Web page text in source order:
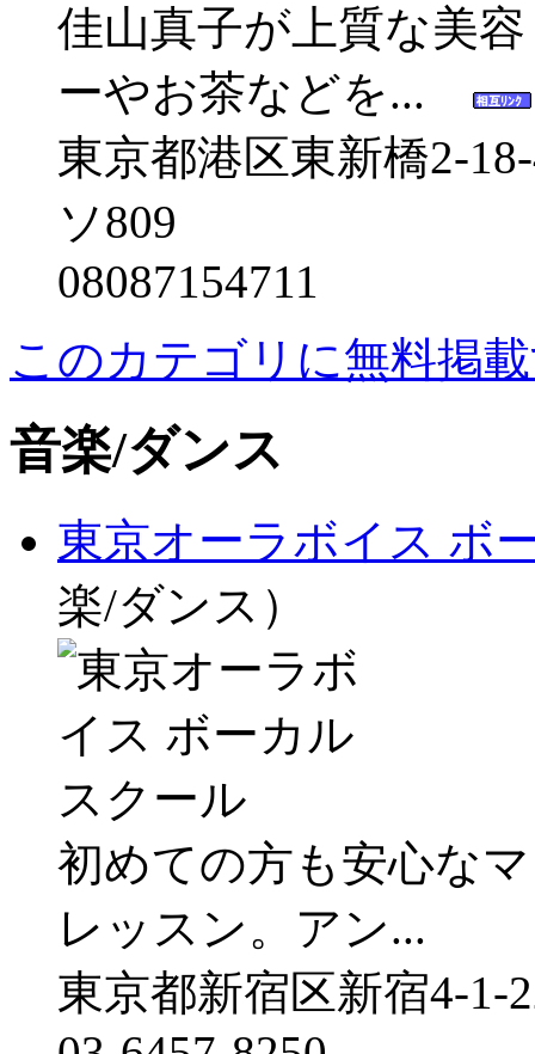
佳山真子が上質な美
ーやお茶などを...
東京都港区東新橋2-
ソ809
08087154711
このカテゴリに無料掲
音楽/ダンス
東京オーラボイス ボ
楽/ダンス）
初めての方も安心な
レッスン。アン...
東京都新宿区新宿4-1-